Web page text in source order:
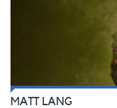
MATT LANG